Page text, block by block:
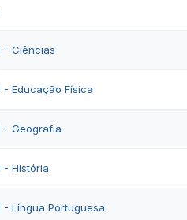
- Ciências
- Educação Física
- Geografia
- História
- Língua Portuguesa